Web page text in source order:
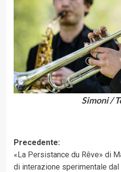
Simoni /
Navigazione
articolo
Precedente:
«La Persistance du Rêve» di
di interazione sperimentale